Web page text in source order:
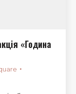
«Година